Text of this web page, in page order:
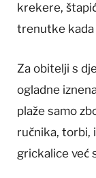
krekere,
trenutke kada
Za obitelji s
ogladne
plaže samo
ručnika, torbi,
grickalice već